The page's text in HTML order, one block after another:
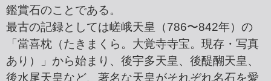
鑑賞石のことである。
最古の記録としては嵯峨天皇（786〜842年）の
「當喜枕（たきまくら。大覚寺寺宝。現存・写真
あり）」から始まり、後宇多天皇、後醍醐天皇、
後水尾天皇など、著名な天皇がそれぞれ名石を愛